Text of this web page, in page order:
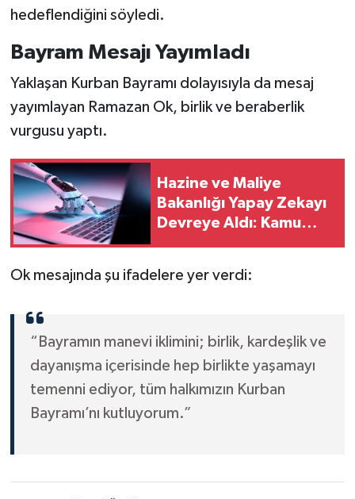
hedeflendiğini söyledi.
Bayram Mesajı Yayımladı
Yaklaşan Kurban Bayramı dolayısıyla da mesaj
yayımlayan Ramazan Ok, birlik ve beraberlik
vurgusu yaptı.
Hazine ve Maliye
Bakanlığı Yapay Zekayı
Devreye Aldı: Kamu
Ok mesajında şu ifadelere yer verdi:
“Bayramın manevi iklimini; birlik, kardeşlik ve
dayanışma içerisinde hep birlikte yaşamayı
temenni ediyor, tüm halkımızın Kurban
Bayramı’nı kutluyorum.”